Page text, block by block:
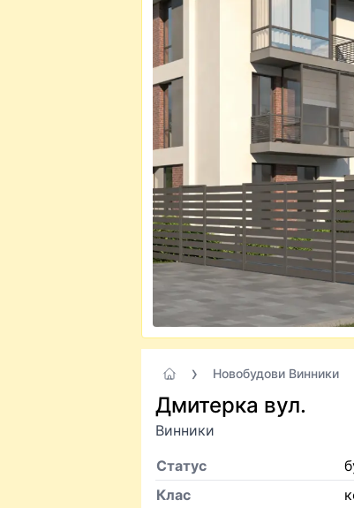
Новобудови Винники
Дмитерка вул.
Винники
Статус
Клас